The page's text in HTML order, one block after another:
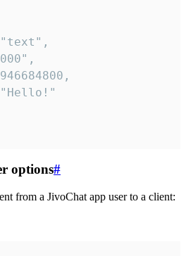
options#
from a JivoChat app user to a client: